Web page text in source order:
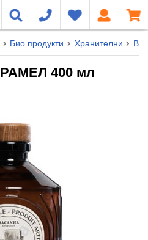
Био продукти Хранителни
400 мл